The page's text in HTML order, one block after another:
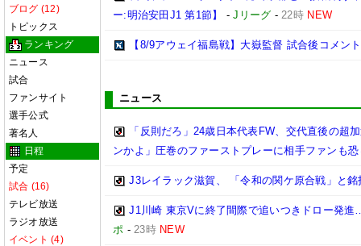
ブログ (12)
トピックス
ランキング
ニュース
試合
ファンサイト
選手公式
著名人
日程
予定
試合 (16)
テレビ放送
ラジオ放送
イベント (4)
ー:明治安田J1 第1節】
-Jリーグ -22時 NEW
【8/9アウェイ福島戦】大嶽監督 試合後コメント
ニュース
「反則だろ」24歳日本代表FW、交代直後の
ンかよ」圧巻のファーストプレーに相手ファンも恐
J3レイラック滋賀、 「令和の関ケ原合戦」と
J1川崎 東京Vに終了間際で追いつきドロー発
ポ -23時 NEW